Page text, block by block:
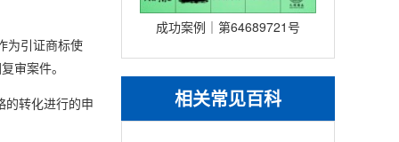
维权成功
成功案例｜第64689721号
“天湖泉”商标｜北京博睿森｜
代理驳回复审维权成功
相关常见百科
为引证商标使
审案件。
的转化进行的申